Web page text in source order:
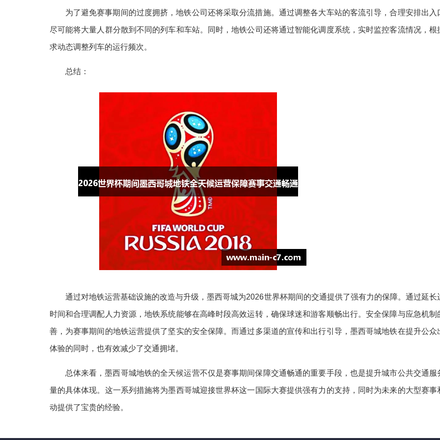
为了避免赛事期间的过度拥挤，地铁公司还将采取分流措施。通过调整各大车站的客流引导，合理安排出入
尽可能将大量人群分散到不同的列车和车站。同时，地铁公司还将通过智能化调度系统，实时监控客流情况，根
求动态调整列车的运行频次。
总结：
通过对地铁运营基础设施的改造与升级，墨西哥城为2026世界杯期间的交通提供了强有力的保障。通过延长
时间和合理调配人力资源，地铁系统能够在高峰时段高效运转，确保球迷和游客顺畅出行。安全保障与应急机制
善，为赛事期间的地铁运营提供了坚实的安全保障。而通过多渠道的宣传和出行引导，墨西哥城地铁在提升公众
体验的同时，也有效减少了交通拥堵。
总体来看，墨西哥城地铁的全天候运营不仅是赛事期间保障交通畅通的重要手段，也是提升城市公共交通服
量的具体体现。这一系列措施将为墨西哥城迎接世界杯这一国际大赛提供强有力的支持，同时为未来的大型赛事
动提供了宝贵的经验。